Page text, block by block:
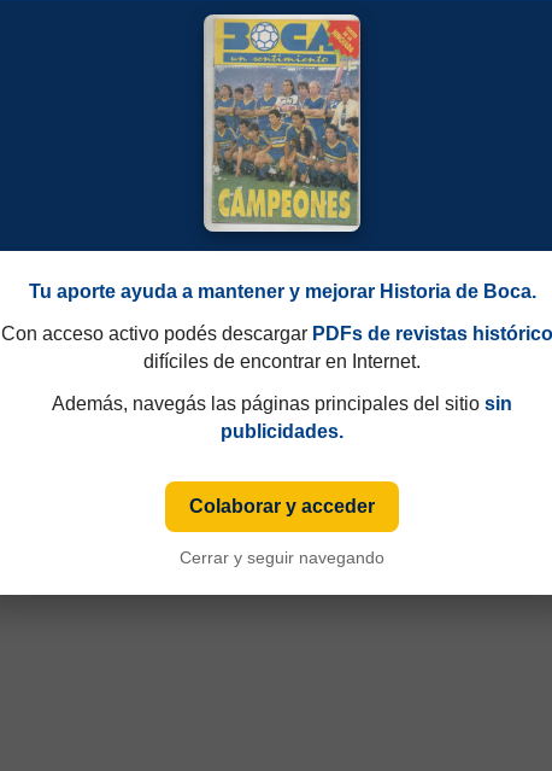
Temporada 1989/90
Tu aporte ayuda a mantener y mejorar Historia de Boca.
Con acceso activo podés descargar PDFs de revistas
difíciles de encontrar en Internet.
Además, navegás las páginas principales del sitio sin
publicidades.
Colaborar y acceder
Cerrar y seguir navegando